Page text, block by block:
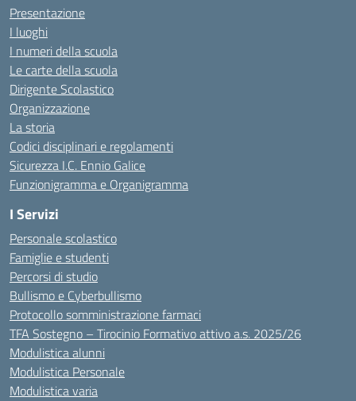
Presentazione
I luoghi
I numeri della scuola
Le carte della scuola
Dirigente Scolastico
Organizzazione
La storia
Codici disciplinari e regolamenti
Sicurezza I.C. Ennio Galice
Funzionigramma e Organigramma
I Servizi
Personale scolastico
Famiglie e studenti
Percorsi di studio
Bullismo e Cyberbullismo
Protocollo somministrazione farmaci
TFA Sostegno – Tirocinio Formativo attivo a.s. 2025/26
Modulistica alunni
Modulistica Personale
Modulistica varia